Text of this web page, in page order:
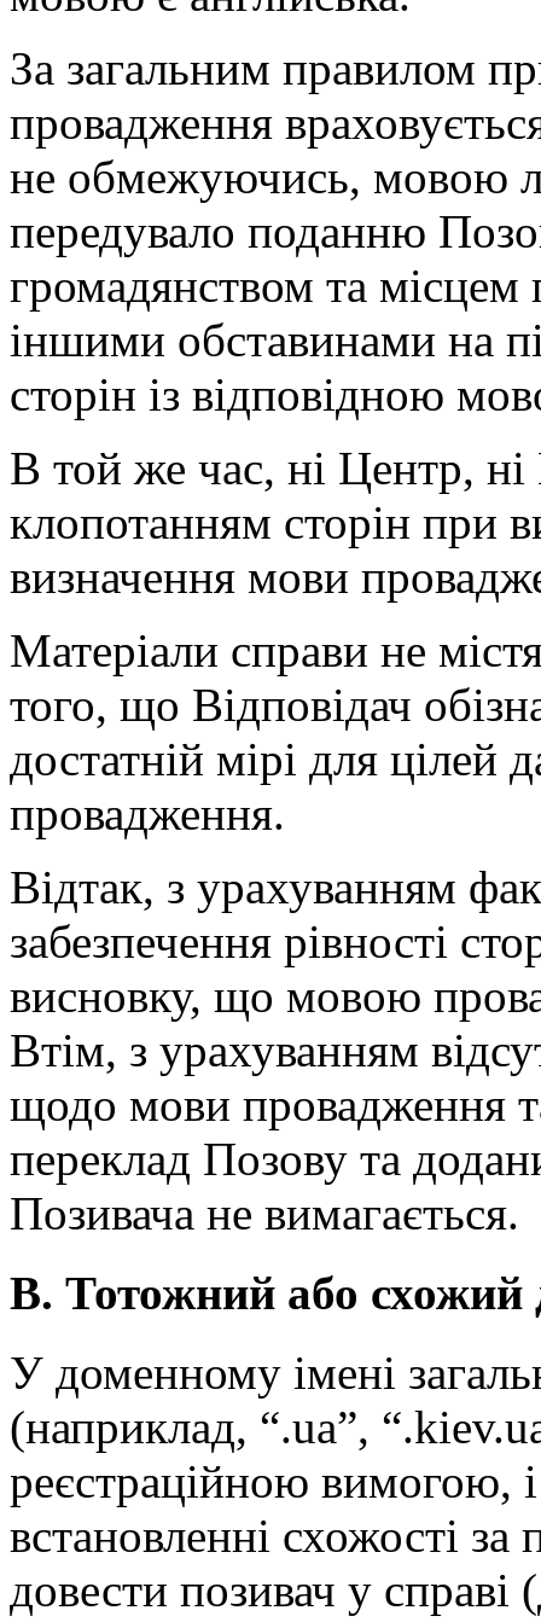
За загальним правилом
провадження
не обмежуючись, мовою
передувало поданню
громадянством та
іншими обставинами на
сторін із відповідною
В той же час, ні Центр, ні
клопотанням сторін при
визначення мови
Матеріали справи не
того, що Відповідач
достатній мірі для цілей
провадження.
Відтак, з урахуванням
забезпечення рівності
висновку, що мовою
Втім, з урахуванням
щодо мови провадження
переклад Позову та
Позивача не вимагається.
В. Тотожний або схожий
У доменному імені
(наприклад, “.ua”,
реєстраційною вимогою,
встановленні схожості
довести позивач у справі